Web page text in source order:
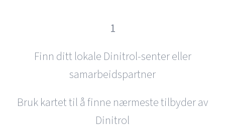
1
Finn ditt lokale Dinitrol-senter eller
samarbeidspartner
Bruk kartet til å finne nærmeste tilbyder av
Dinitrol